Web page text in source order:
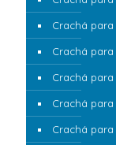
Crachá
Crachá
Crachá
Crachá
Crachá